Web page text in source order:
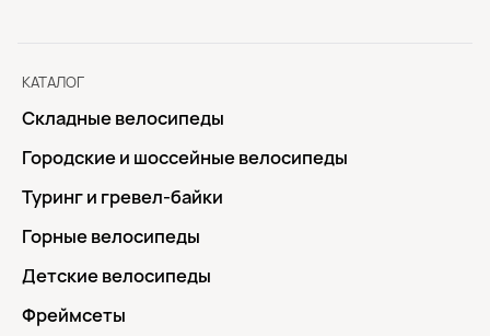
КАТАЛОГ
Складные велосипеды
Городские и шоссейные велосипеды
Туринг и гревел-байки
Горные велосипеды
Детские велосипеды
Фреймсеты